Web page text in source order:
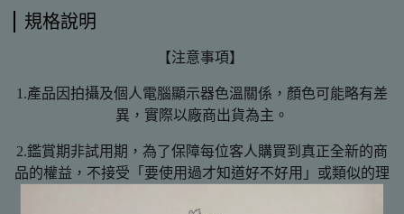
規格說明
【注意事項】
1.產品因拍攝及個人電腦顯示器色溫關係，顏色可能略有差
異，實際以廠商出貨為主。
2.鑑賞期非試用期，為了保障每位客人購買到真正全新的商
品的權益，不接受「要使用過才知道好不好用」或類似的理